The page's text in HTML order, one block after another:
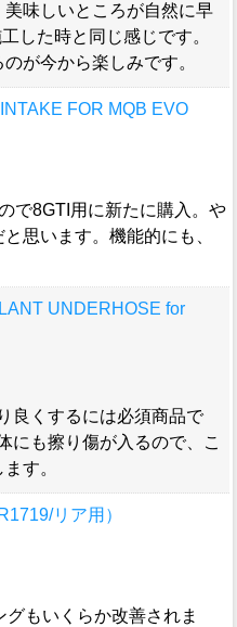
味しいところが自然に早
した時と同じ感じです。
が今から楽しみです。
FOR MQB EVO
で8GTI用に新たに購入。や
思います。機能的にも、
UNDERHOSE for
良くするには必須商品で
にも擦り傷が入るので、こ
す。
リア用）
もいくらか改善されま